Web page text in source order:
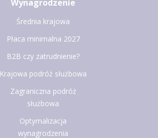
Wynagrodzenie
Średnia krajowa
Płaca minimalna 2027
B2B czy zatrudnienie?
Krajowa podróż służbowa
Zagraniczna podróż
służbowa
Optymalizacja
wynagrodzenia